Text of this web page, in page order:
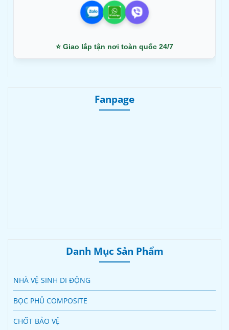
⭐ Giao lắp tận nơi toàn quốc 24/7
Fanpage
Danh Mục Sản Phẩm
NHÀ VỆ SINH DI ĐỘNG
BỌC PHỦ COMPOSITE
CHỐT BẢO VỆ